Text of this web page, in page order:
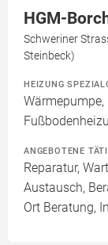
HGM-
Schweriner
Steinbeck)
HEIZUNG
Wärmepumpe,
ANGEBOTENE
Reparatur,
Austausch,
Ort Beratung,